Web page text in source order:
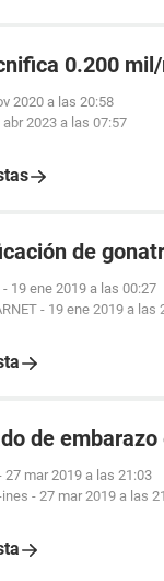
0.200
2020 a las 20:58
abr 2023 a las 07:57
de
- 19 ene 2019 a las 00:27
- 19 ene 2019 a las
de
27 mar 2019 a las 21:03
- 27 mar 2019 a las